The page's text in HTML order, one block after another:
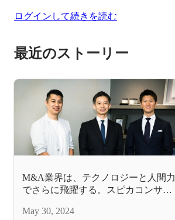
ログインして続きを読む
最近のストーリー
M&A業界は、テクノロジーと人間力
でさらに飛躍する。スピカコンサル
M&A仲介DX事業の新たな未来
May 30, 2024